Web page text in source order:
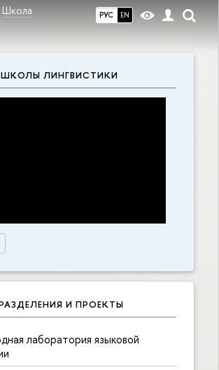
РУС EN
Школа
ЛИНГВИСТИКИ
И ПРОЕКТЫ
лаборатория языковой